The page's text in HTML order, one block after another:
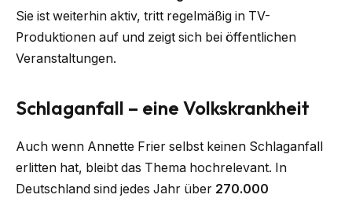
Sie ist weiterhin aktiv, tritt regelmäßig in TV-
Produktionen auf und zeigt sich bei öffentlichen
Veranstaltungen.
Schlaganfall – eine Volkskrankheit
Auch wenn Annette Frier selbst keinen Schlaganfall
erlitten hat, bleibt das Thema hochrelevant. In
Deutschland sind jedes Jahr über 270.000